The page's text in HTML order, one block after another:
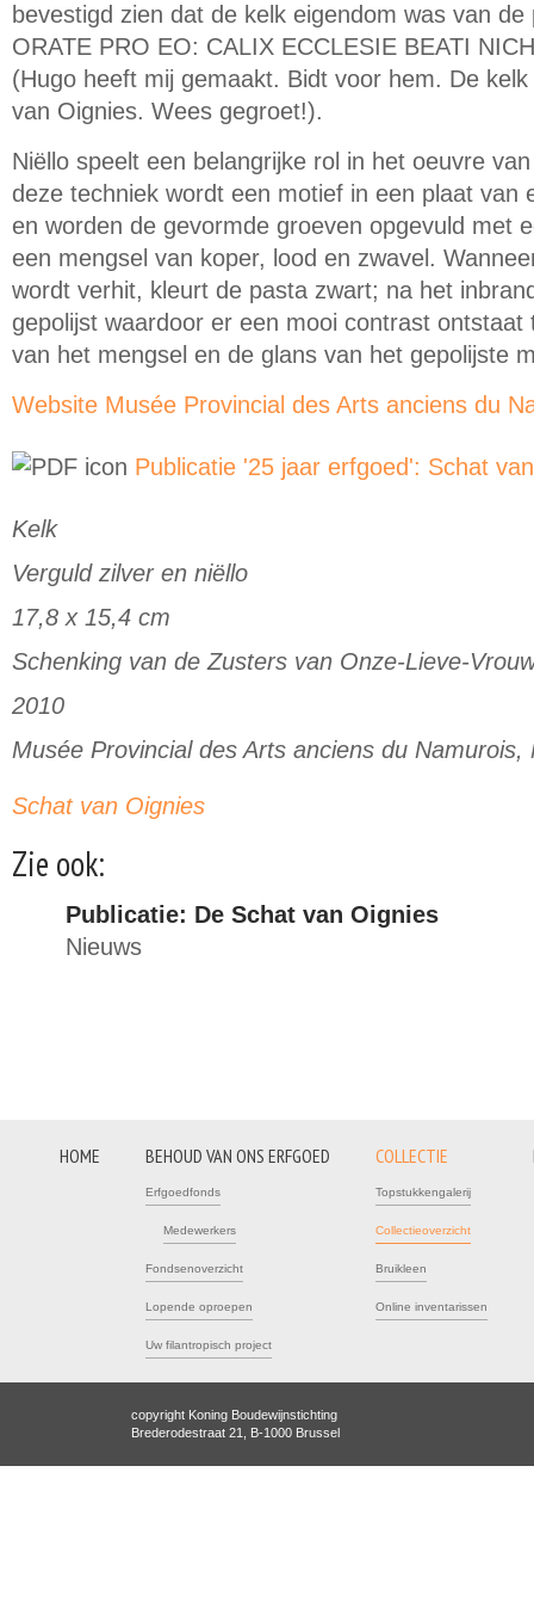
bevestigd zien dat de kelk eigendom was van
ORATE PRO EO: CALIX ECCLESIE BEATI
(Hugo heeft mij gemaakt. Bidt voor hem. De
van Oignies. Wees gegroet!).
Niëllo speelt een belangrijke rol in het oeuvre
deze techniek wordt een motief in een plaat van
en worden de gevormde groeven opgevuld met
een mengsel van koper, lood en zwavel.
wordt verhit, kleurt de pasta zwart; na het
gepolijst waardoor er een mooi contrast
van het mengsel en de glans van het gepolijste
Website Musée Provincial des Arts anciens du
Publicatie '25 jaar erfgoed': Schat
Kelk
Verguld zilver en niëllo
17,8 x 15,4 cm
Schenking van de Zusters van Onze-Lieve-
2010
Musée Provincial des Arts anciens du Namurois,
Schat van Oignies
Zie ook:
Publicatie: De Schat van Oignies
Nieuws
HOME BEHOUD VAN ONS ERFGOED
Erfgoedfonds
Medewerkers
Fondsenoverzicht
Lopende oproepen
Uw filantropisch project
COLLECTIE
Topstukkengalerij
Collectieoverzicht
Bruikleen
Online inventarissen
copyright Koning Boudewijnstichting
Brederodestraat 21, B-1000 Brussel